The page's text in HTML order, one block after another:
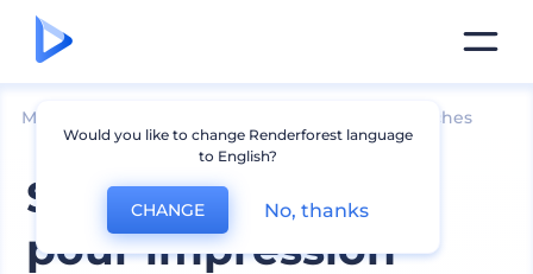
Mockups Maquettes d՛affiches
Set de mockups
pour impression
Would you like to change Renderforest language
to English?
CHANGE No, thanks